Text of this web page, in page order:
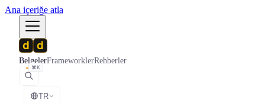
Ana içeriğe atla
BelgelerFrameworklerRehberler
⌘K
TR